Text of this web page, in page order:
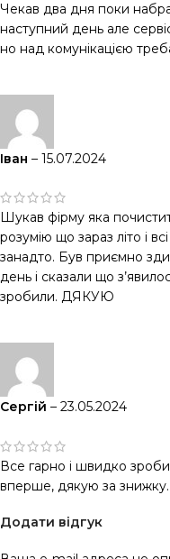
Чекав два дня поки
наступний день але
но над комунікацією
Іван – 15.07.2024
Шукав фірму яка
розумію що зараз літо і
занадто. Був приємно
день і сказали що
зробили. ДЯКУЮ
Сергій – 23.05.2024
Все гарно і швидко
вперше, дякую за знижку.
Додати відгук